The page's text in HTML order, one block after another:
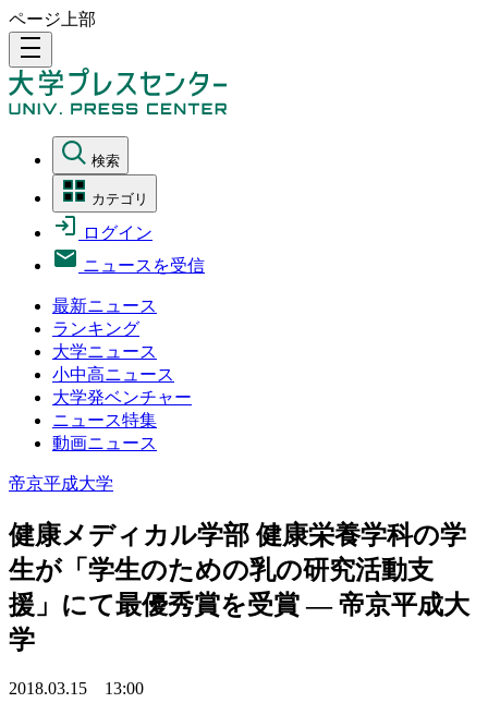
ページ上部
density_medium
検索
カテゴリ
ログイン
ニュースを受信
最新ニュース
ランキング
大学ニュース
小中高ニュース
大学発ベンチャー
ニュース特集
動画ニュース
帝京平成大学
健康メディカル学部 健康栄養学科の学
生が「学生のための乳の研究活動支
援」にて最優秀賞を受賞 — 帝京平成大
学
2018.03.15 13:00